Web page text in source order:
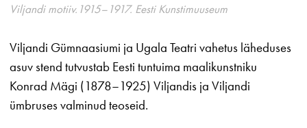
Viljandi motiiv.1915–1917. Eesti Kunstimuuseum
Viljandi Gümnaasiumi ja Ugala Teatri vahetus läheduses
asuv stend tutvustab Eesti tuntuima maalikunstniku
Konrad Mägi (1878–1925) Viljandis ja Viljandi
ümbruses valminud teoseid.